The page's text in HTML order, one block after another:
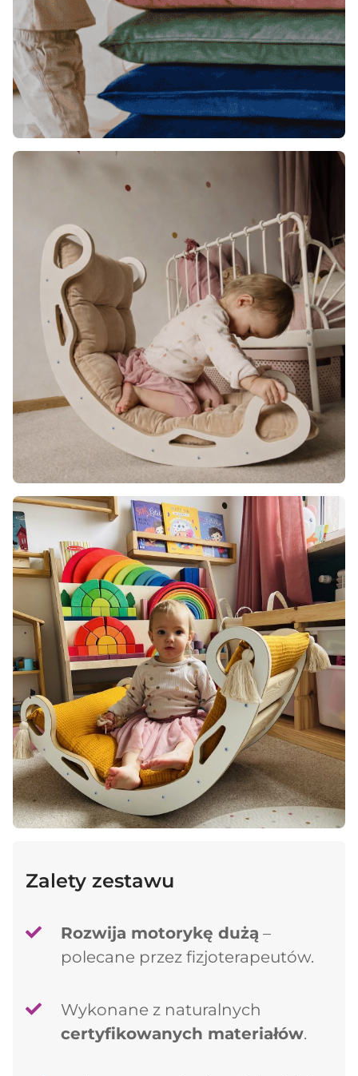
Zalety zestawu
Rozwija motorykę dużą –
polecane przez fizjoterapeutów.
Wykonane z naturalnych
certyfikowanych materiałów.